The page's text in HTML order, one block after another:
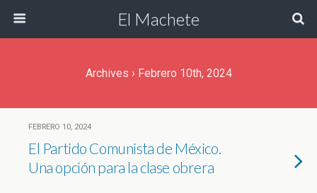
El Machete
Archives › Febrero 10th, 2024
FEBRERO 10, 2024
El Partido Comunista de México.
Una opción para la clase obrera